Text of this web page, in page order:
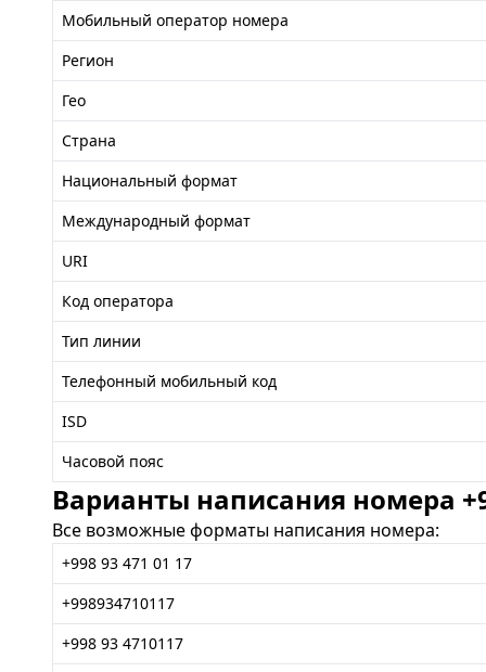
Мобильный оператор номера
Регион
Гео
Страна
Национальный формат
Международный формат
URI
Код оператора
Тип линии
Телефонный мобильный код
ISD
Часовой пояс
Варианты написания номера
Все возможные форматы написания номера:
+998 93 471 01 17
+998934710117
+998 93 4710117